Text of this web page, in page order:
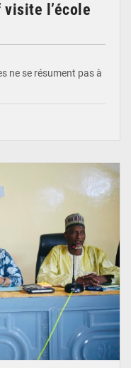
l’école
ne se résument pas à